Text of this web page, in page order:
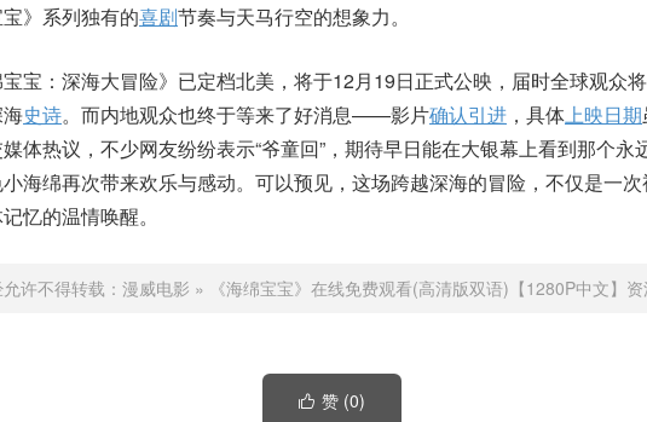
》系列独有的喜剧节奏与天马行空的想象力。
宝：深海大冒险》已定档北美，将于12月19日正式公映，届时全球观众
史诗。而内地观众也终于等来了好消息——影片确认引进 ，具体上映日期
体热议，不少网友纷纷表示“爷童回”，期待早日能在大银幕上看到那个永
海绵再次带来欢乐与感动。可以预见，这场跨越深海的冒险，不仅是一
忆的温情唤醒。
许不得转载： 漫威电影 » 《海绵宝宝》在线免费观看(高清版双语)【1280P中文】
 赞 (0)